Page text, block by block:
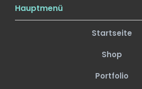
Hauptmenü
Startseite
Shop
Portfolio